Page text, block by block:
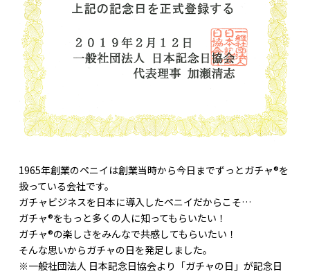
1965年創業のペニイは創業当時から今日までずっとガチャ®を
扱っている会社です。
ガチャビジネスを日本に導入したペニイだからこそ…
ガチャ®をもっと多くの人に知ってもらいたい！
ガチャ®の楽しさをみんなで共感してもらいたい！
そんな思いからガチャの日を発足しました。
※一般社団法人 日本記念日協会より「ガチャの日」が記念日